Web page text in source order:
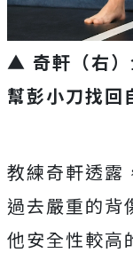
▲ 奇軒（右）
幫彭小刀找回
教練奇軒透露
過去嚴重的背
他安全性較高